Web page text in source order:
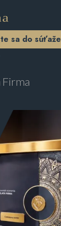
sa do súťaže
Firma